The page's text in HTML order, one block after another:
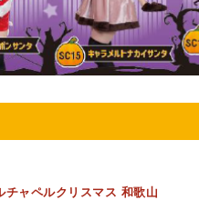
チャペルクリスマス 和歌山